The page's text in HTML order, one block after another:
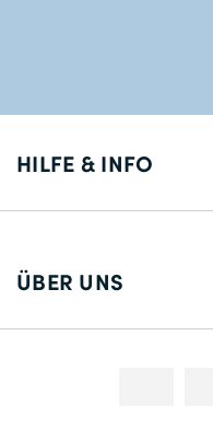
HILFE & INFO
Lieferung
ÜBER UNS